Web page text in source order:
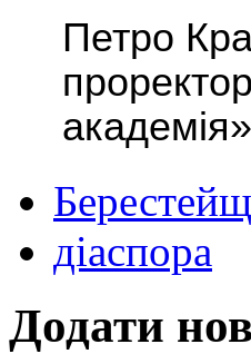
Петро
проректор
академія»
діаспора
Додати